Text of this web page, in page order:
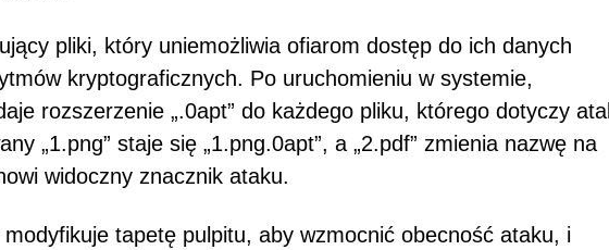
pliki, który uniemożliwia ofiarom dostęp do ich danych
kryptograficznych. Po uruchomieniu w systemie,
rozszerzenie „.0apt” do każdego pliku, którego dotyczy
„1.png” staje się „1.png.0apt”, a „2.pdf” zmienia nazwę na
widoczny znacznik ataku.
tapetę pulpitu, aby wzmocnić obecność ataku, i